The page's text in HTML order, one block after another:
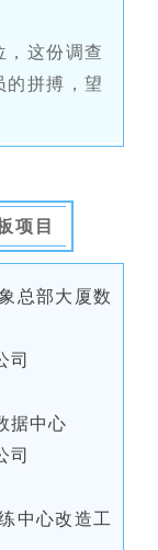
，这份调查
的拼搏，望
项目
总部大厦数
司
据中心
司
中心改造工